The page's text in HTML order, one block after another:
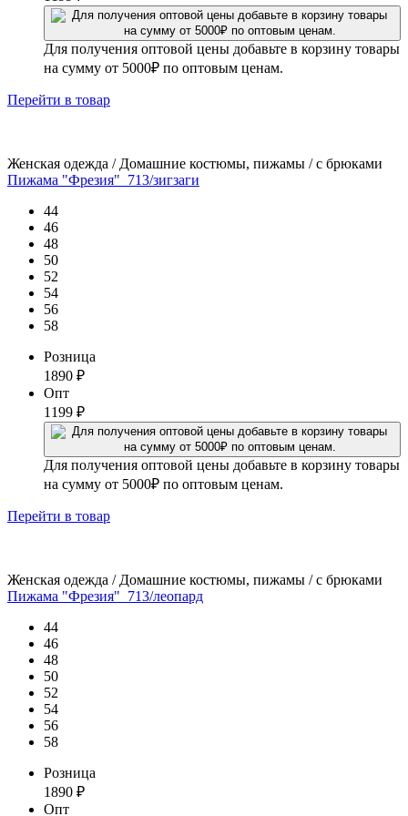
Для получения оптовой цены добавьте в корзину товары
на сумму от 5000₽ по оптовым ценам.
Перейти в товар
Женская одежда / Домашние костюмы, пижамы / с брюками
Пижама "Фрезия"_713/зигзаги
44
46
48
50
52
54
56
58
Розница
1890 ₽
Опт
1199 ₽
Для получения оптовой цены добавьте в корзину товары
на сумму от 5000₽ по оптовым ценам.
Перейти в товар
Женская одежда / Домашние костюмы, пижамы / с брюками
Пижама "Фрезия"_713/леопард
44
46
48
50
52
54
56
58
Розница
1890 ₽
Опт